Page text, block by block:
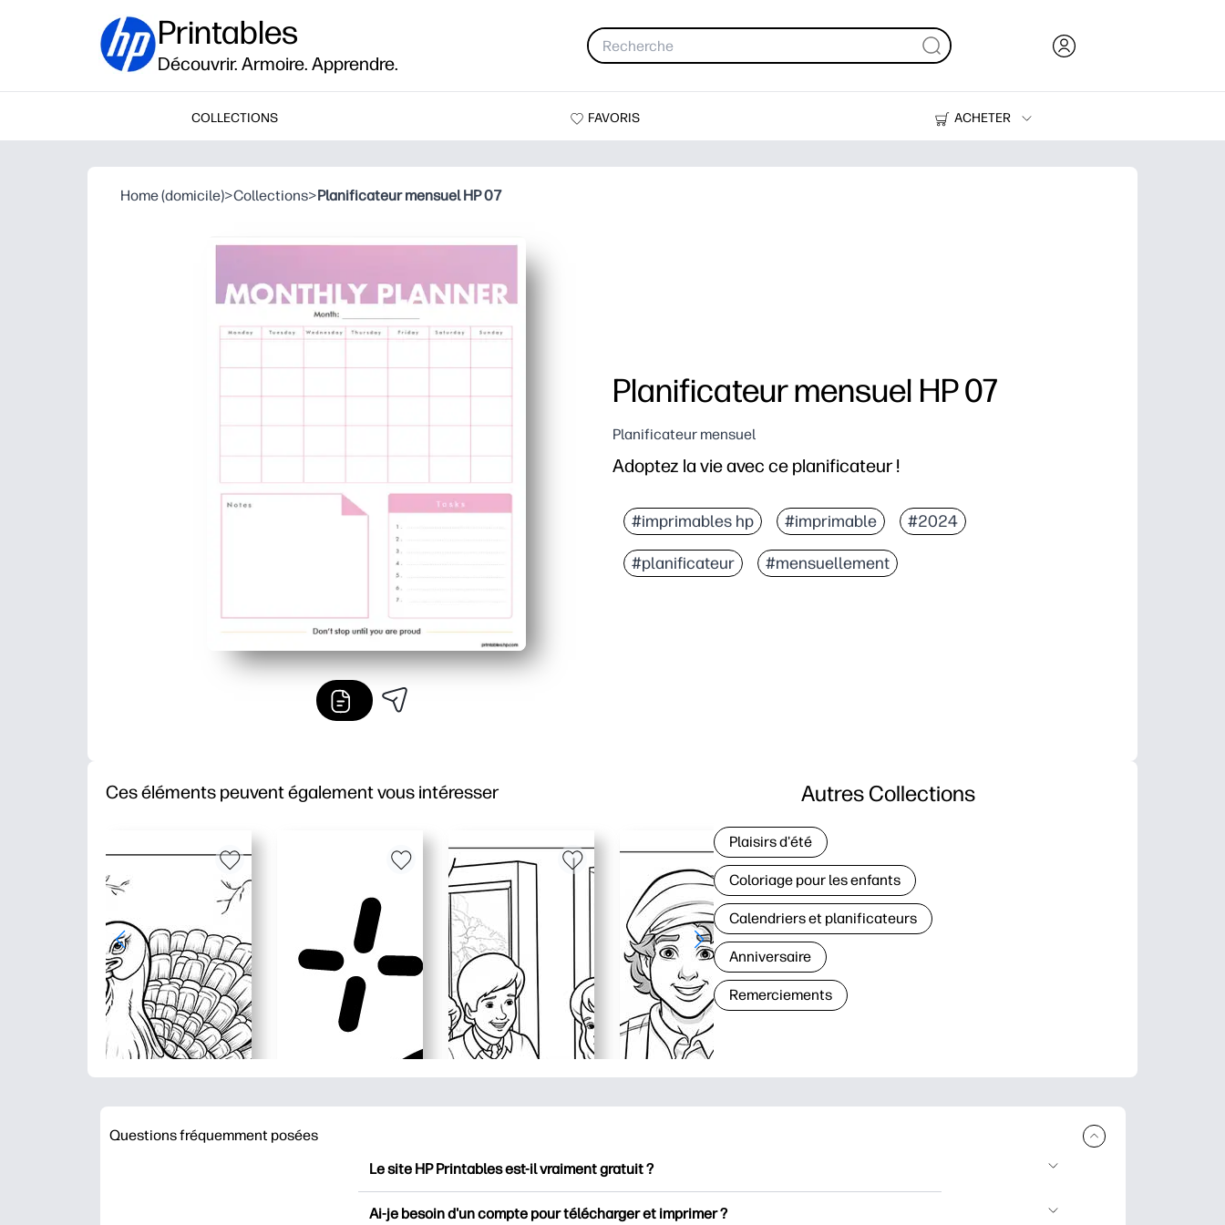
Printables
Découvrir. Armoire. Apprendre.
COLLECTIONS FAVORIS
ACHETER
Imprimantes
Home (domicile)>Collections>Planificateur mensuel HP 07
Planificateur mensuel HP 07
Planificateur mensuel
Adoptez la vie avec ce planificateur !
#imprimables hp #imprimable #2024
#planificateur #mensuellement
Ces éléments peuvent également vous intéresser Autres Collections
Plaisirs d'été
Coloriage pour les enfants
Calendriers et planificateurs
Anniversaire
Remerciements
Questions fréquemment posées
Le site HP Printables est-il vraiment gratuit ?
Ai-je besoin d'un compte pour télécharger et imprimer ?